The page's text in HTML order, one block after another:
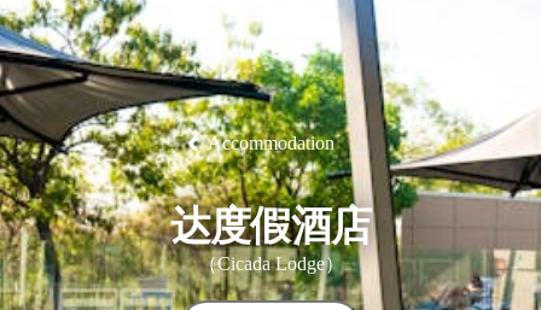
主
导
航
景
点
最
受
欢
迎
目
的
尔
文
泉
乌
鲁
鲁
国
家
公
园
菲
特
国
家
公
园
塔
卡
国
家
公
园
提
维
群
岛
东
阿
纳
姆
地
马
塔
兰
卡
温
泉
池
尼
特
米
鲁
克
国
家
公
园
卡
鲁
卡
鲁
/
魔
鬼
大
理
石
保
护
区
马
古
克
瀑
布
茨
奥
里
查
/
西
麦
克
唐
纳
国
家
公
园
体
验
旅
行
体
验
略
庆
与
活
动
外
和
探
险
和
野
生
动
植
物
历
史
和
遗
产
钓
鱼
高
端
旅
游
露
营
和
豪
华
野
营
旅
行
灵
感
规
划
和
住
宿
程
车
和
交
通
Accommodation
达度假酒店
（Cicada Lodge）